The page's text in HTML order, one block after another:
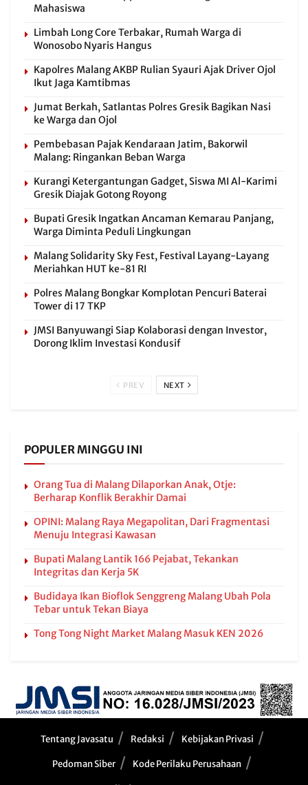
Mahasiswa
Limbah Long Core Terbakar, Rumah Warga di
Wonosobo Nyaris Hangus
Kapolres Malang AKBP Rulian Syauri Ajak Driver Ojol
Ikut Jaga Kamtibmas
Jumat Berkah, Satlantas Polres Gresik Bagikan Nasi
ke Warga dan Ojol
Pembebasan Pajak Kendaraan Jatim, Bakorwil
Malang: Ringankan Beban Warga
Kurangi Ketergantungan Gadget, Siswa MI Al-Karimi
Gresik Diajak Gotong Royong
Bupati Gresik Ingatkan Ancaman Kemarau Panjang,
Warga Diminta Peduli Lingkungan
Malang Solidarity Sky Fest, Festival Layang-Layang
Meriahkan HUT ke-81 RI
Polres Malang Bongkar Komplotan Pencuri Baterai
Tower di 17 TKP
JMSI Banyuwangi Siap Kolaborasi dengan Investor,
Dorong Iklim Investasi Kondusif
PREV NEXT
POPULER MINGGU INI
Orang Tua di Malang Dilaporkan Anak, Otje:
Berharap Konflik Berakhir Damai
OPINI: Malang Raya Megapolitan, Dari Fragmentasi
Menuju Integrasi Kawasan
Bupati Malang Lantik 166 Pejabat, Tekankan
Integritas dan Kerja 5K
Budidaya Ikan Bioflok Senggreng Malang Ubah Pola
Tebar untuk Tekan Biaya
Tong Tong Night Market Malang Masuk KEN 2026
Tentang Javasatu Redaksi Kebijakan Privasi
Pedoman Siber Kode Perilaku Perusahaan